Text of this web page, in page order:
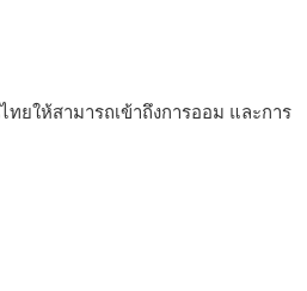
ยให้สามารถเข้าถึงการออม และการ